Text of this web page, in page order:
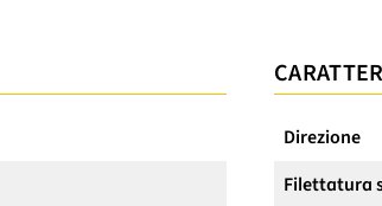
Direzione
Filettatura